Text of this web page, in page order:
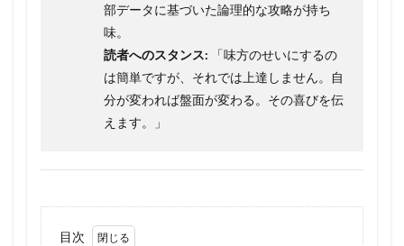
部データに基づいた論理的な攻略が持ち
味。
読者へのスタンス: 「味方のせいにするの
は簡単ですが、それでは上達しません。自
分が変われば盤面が変わる。その喜びを伝
えます。」
目次